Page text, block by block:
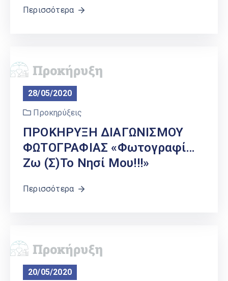
Περισσότερα
28/05/2020
Προκηρύξεις
ΠΡΟΚΗΡΥΞΗ ΔΙΑΓΩΝΙΣΜΟΥ
ΦΩΤΟΓΡΑΦΙΑΣ «Φωτογραφί…
Ζω (σ)το Νησί Μου!!!»
Περισσότερα
20/05/2020